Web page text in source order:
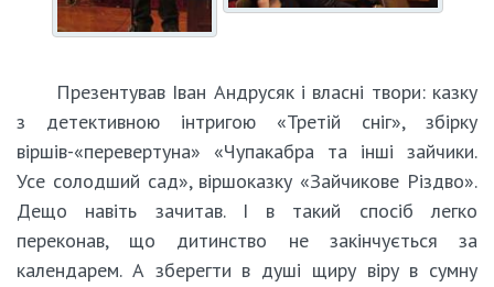
Презентував Іван Андрусяк і власні твори: казку
з детективною інтригою «Третій сніг», збірку
віршів-«перевертуна» «Чупакабра та інші зайчики.
Усе солодший сад», віршоказку «Зайчикове Різдво».
Дещо навіть зачитав. І в такий спосіб легко
переконав, що дитинство не закінчується за
календарем. А зберегти в душі щиру віру в сумну